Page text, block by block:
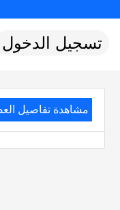
تسجيل الدخول
مشاهدة تفاصيل